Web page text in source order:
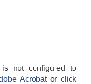
is not configured to
Acrobatorclick